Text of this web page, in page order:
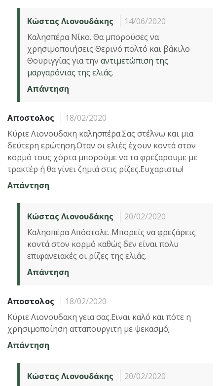
Κώστας Λιονουδάκης
14/06/2020
Καλησπέρα Νίκο. Θα μπορούσες να
χρησιμοποιήσεις Θερινό πολτό και βάκιλο
Θουριγγίας για την αντιμετώπιση της
μαργαρόνιας της ελιάς.
Απάντηση
Αποστολος
18/02/2020
Κύριε Λιονουδακη καλησπέρα.Σας στέλνω και μια
δεύτερη ερώτηση.Οταν οι ελιές έχουν κοντά στον
κορμό τους χόρτα μπορούμε να τα φρεζαρουμε με
τρακτέρ ή θα γίνει ζημιά στις ρίζες.Ευχαριστω!
Απάντηση
Κώστας Λιονουδάκης
20/02/2020
Καλησπέρα Απόστολε. Μπορείς να φρεζάρεις
κοντά στον κορμό καθώς δεν είναι πολυ
επιφανειακές οι ρίζες της ελιάς.
Απάντηση
Αποστολος
18/02/2020
Κύριε Λιονουδακη γεια σας.Ειναι καλό και πότε η
χρησιμοποίηση ατταπουργιτη με ψεκασμό;
Απάντηση
Κώστας Λιονουδάκης
20/02/2020